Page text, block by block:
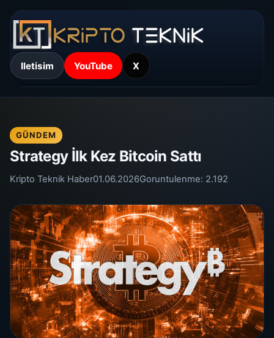
Iletisim YouTube X
GÜNDEM
Strategy İlk Kez Bitcoin Sattı
Kripto Teknik Haber01.06.2026Goruntulenme: 2.192